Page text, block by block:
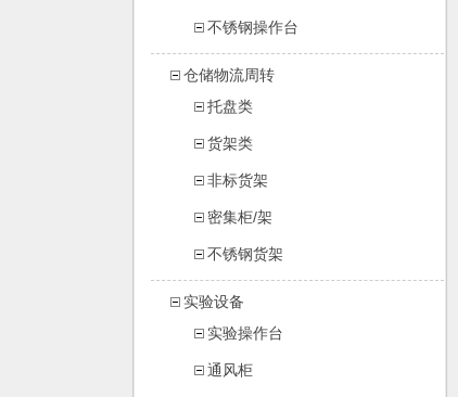
不锈钢操作台
仓储物流周转
托盘类
货架类
非标货架
密集柜/架
不锈钢货架
实验设备
实验操作台
通风柜